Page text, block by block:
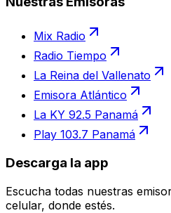
Mix Radio
Radio Tiempo
La Reina del Vallenato
Emisora Atlántico
La KY 92.5 Panamá
Play 103.7 Panamá
Descarga la app
Escucha todas nuestras
celular, donde estés.